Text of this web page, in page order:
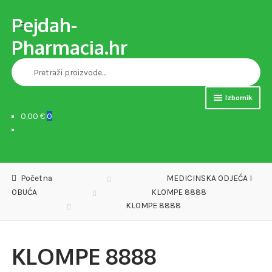
Preskoči
na
navigaciju
Skoči
do
sadržaja
Pejdah-
Pharmacia.hr
Pretraži:
Pretraži
Izbornik
Naslovnica
MEDICINSKA POMAGALA
OPREMA ZA VJEŽBANJE
VERSET PARFEMI
0,00 €0
Početna
MEDICINSKA ODJEĆA I
OBUĆA
KLOMPE 8888
KLOMPE 8888
KLOMPE 8888